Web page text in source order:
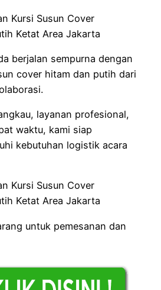
berjalan sempurna dengan
cover hitam dan putih dari
layanan profesional,
waktu, kami siap
kebutuhan logistik acara
untuk pemesanan dan